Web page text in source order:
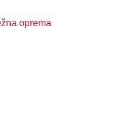
oprema
A4